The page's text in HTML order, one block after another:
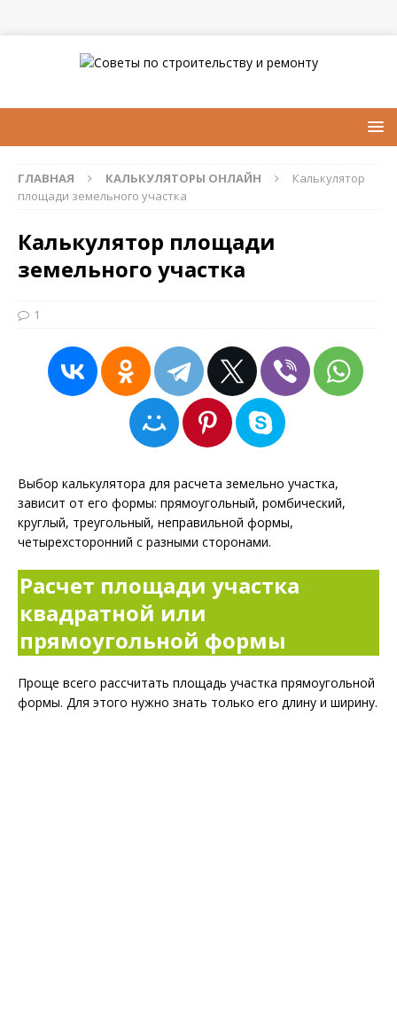
ГЛАВНАЯ КАЛЬКУЛЯТОРЫ ОНЛАЙН
Калькулятор
площади земельного участка
Калькулятор площади
земельного участка
1
Выбор калькулятора для расчета земельно участка,
зависит от его формы: прямоугольный, ромбический,
круглый, треугольный, неправильной формы,
четырехсторонний с разными сторонами.
Расчет площади участка
квадратной или
прямоугольной формы
Проще всего рассчитать площадь участка прямоугольной
формы. Для этого нужно знать только его длину и ширину.